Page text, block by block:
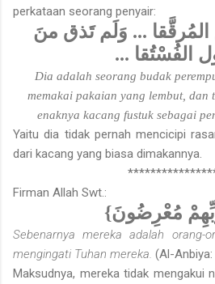
perkataan seorang penyair:
... وَلَم تَذق منَ
الفُسْتُقا ...
Dia adalah seorang budak
memakai pakaian yang lembut, dan
enaknya kacang fustuk sebagai
Yaitu dia tidak pernah mencicipi
dari kacang yang biasa dimakannya.
Firman Allah Swt.:
مُعْرِضُونَ}
Sebenarnya mereka adalah orang-
mengingati Tuhan mereka. (Al-Anbiya:
Maksudnya, mereka tidak mengakui